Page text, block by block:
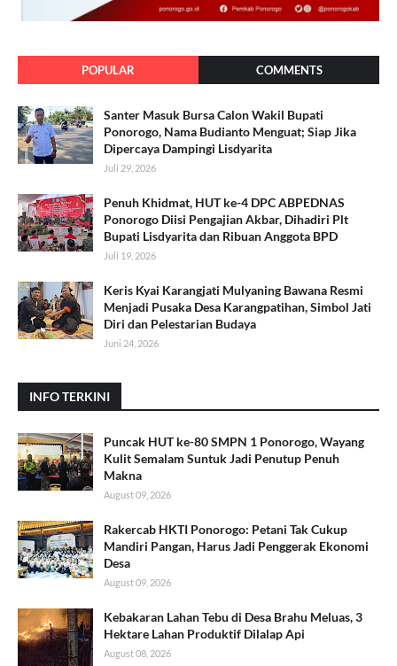
POPULAR COMMENTS
Santer Masuk Bursa Calon Wakil Bupati
Ponorogo, Nama Budianto Menguat; Siap Jika
Dipercaya Dampingi Lisdyarita
Juli 29, 2026
Penuh Khidmat, HUT ke-4 DPC ABPEDNAS
Ponorogo Diisi Pengajian Akbar, Dihadiri Plt
Bupati Lisdyarita dan Ribuan Anggota BPD
Juli 19, 2026
Keris Kyai Karangjati Mulyaning Bawana Resmi
Menjadi Pusaka Desa Karangpatihan, Simbol Jati
Diri dan Pelestarian Budaya
Juni 24, 2026
INFO TERKINI
Puncak HUT ke-80 SMPN 1 Ponorogo, Wayang
Kulit Semalam Suntuk Jadi Penutup Penuh
Makna
August 09, 2026
Rakercab HKTI Ponorogo: Petani Tak Cukup
Mandiri Pangan, Harus Jadi Penggerak Ekonomi
Desa
August 09, 2026
Kebakaran Lahan Tebu di Desa Brahu Meluas, 3
Hektare Lahan Produktif Dilalap Api
August 08, 2026